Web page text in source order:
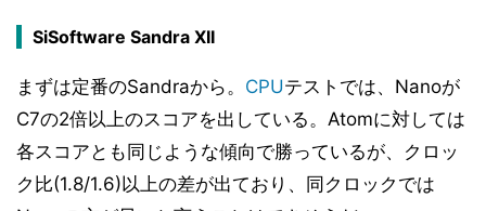
SiSoftware Sandra XII
まずは定番のSandraから。 CPUテストでは、Nanoが
C7の2倍以上のスコアを出している。Atomに対しては
各スコアとも同じような傾向で勝っているが、クロッ
ク比(1.8/1.6)以上の差が出ており、同クロックでは